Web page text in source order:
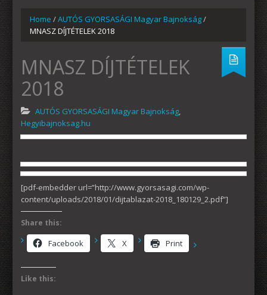
Home /AUTÓS GYORSASÁGI Magyar Bajnokság/
MNASZ DÍJTÉTELEK 2018
MNASZ DÍJTÉTELEK
2018
AUTÓS GYORSASÁGI Magyar Bajnokság,
Hegyibajnoksag.hu
[pdf-embedder url=”http://www.gyorsasagi.com/wp-
content/uploads/2018/01/dijtablazat-2018_180129_2.pdf”]
Share this:
Facebook X Print
Like this: